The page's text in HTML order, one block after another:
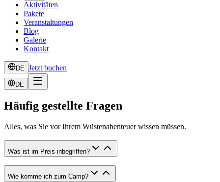
Aktivitäten
Pakete
Veranstaltungen
Blog
Galerie
Kontakt
DE Jetzt buchen
DE
Häufig gestellte Fragen
Alles, was Sie vor Ihrem Wüstenabenteuer wissen müssen.
Was ist im Preis inbegriffen?
Wie komme ich zum Camp?